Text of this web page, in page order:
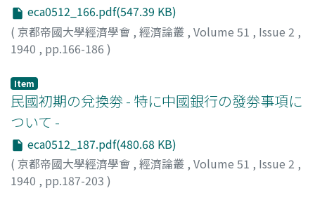
eca0512_166.pdf(547.39 KB)
( 京都帝國大學經濟學會 , 經濟論叢 , Volume 51 , Issue 2 ,
1940 , pp.166-186 )
Item
民國初期の兌換劵 - 特に中國銀行の發劵事項に
ついて -
eca0512_187.pdf(480.68 KB)
( 京都帝國大學經濟學會 , 經濟論叢 , Volume 51 , Issue 2 ,
1940 , pp.187-203 )